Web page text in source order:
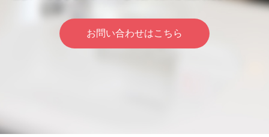
お問い合わせはこちら